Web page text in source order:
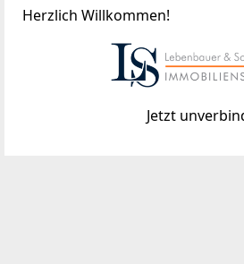
Herzlich Willkommen!
Jetzt